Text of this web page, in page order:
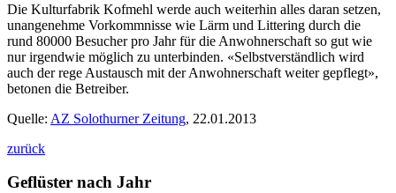
Die Kulturfabrik Kofmehl werde auch weiterhin alles daran setzen,
unangenehme Vorkommnisse wie Lärm und Littering durch die
rund 80000 Besucher pro Jahr für die Anwohnerschaft so gut wie
nur irgendwie möglich zu unterbinden. «Selbstverständlich wird
auch der rege Austausch mit der Anwohnerschaft weiter gepflegt»,
betonen die Betreiber.
Quelle: AZ Solothurner Zeitung, 22.01.2013
zurück
Geflüster nach Jahr